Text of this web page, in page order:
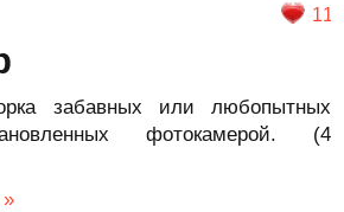
11
забавных или любопытных
фотокамерой. (4